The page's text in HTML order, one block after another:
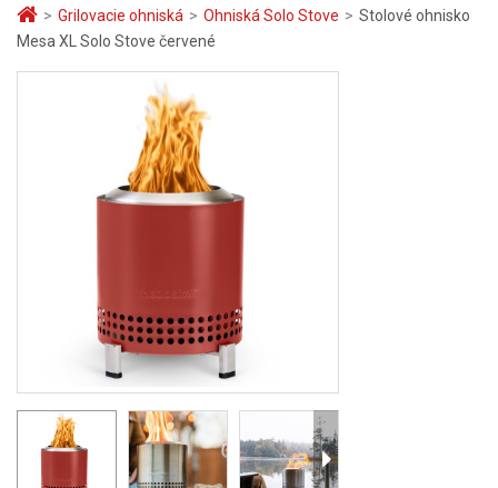
> Grilovacie ohniská > Ohniská Solo Stove > Stolové ohnisko
Mesa XL Solo Stove červené